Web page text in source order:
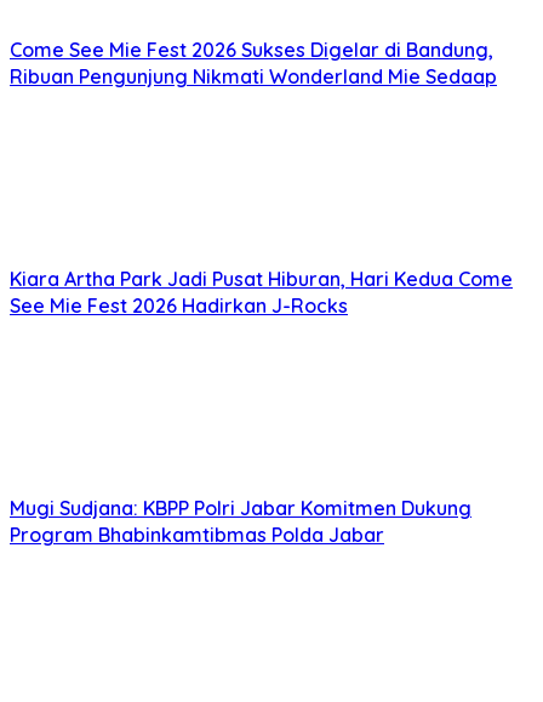
Come See Mie Fest 2026 Sukses Digelar di Bandung,
Ribuan Pengunjung Nikmati Wonderland Mie Sedaap
Kiara Artha Park Jadi Pusat Hiburan, Hari Kedua Come
See Mie Fest 2026 Hadirkan J-Rocks
Mugi Sudjana: KBPP Polri Jabar Komitmen Dukung
Program Bhabinkamtibmas Polda Jabar